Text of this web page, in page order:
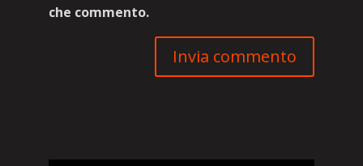
che commento.